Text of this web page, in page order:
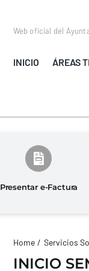
Web oficial del
INICIO ÁREAS
Presentar e-Factura
Home Servicios
INICIO